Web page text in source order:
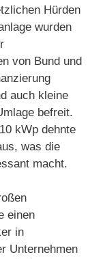
Hürden
wurden
von Bund und
auch kleine
befreit.
kWp dehnte
was die
macht.
einen
in
Unternehmen